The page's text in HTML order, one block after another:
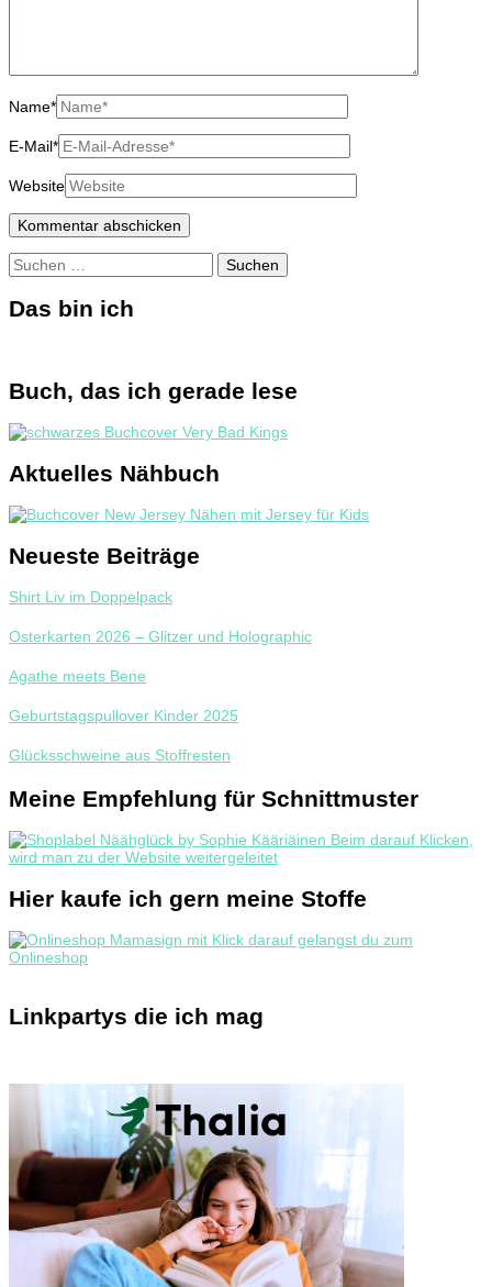
Name*
E-Mail*
Website
Suchen
nach:
Das bin ich
Buch, das ich gerade lese
Aktuelles Nähbuch
Neueste Beiträge
Shirt Liv im Doppelpack
Osterkarten 2026 – Glitzer und Holographic
Agathe meets Bene
Geburtstagspullover Kinder 2025
Glücksschweine aus Stoffresten
Meine Empfehlung für Schnittmuster
Hier kaufe ich gern meine Stoffe
Linkpartys die ich mag